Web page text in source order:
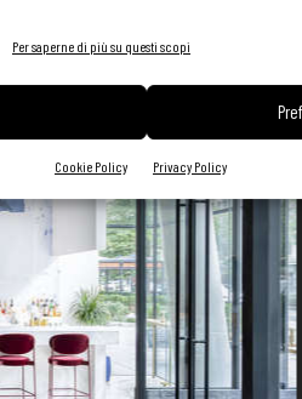
Per saperne di più su questi scopi
Cookie Policy Privacy Policy